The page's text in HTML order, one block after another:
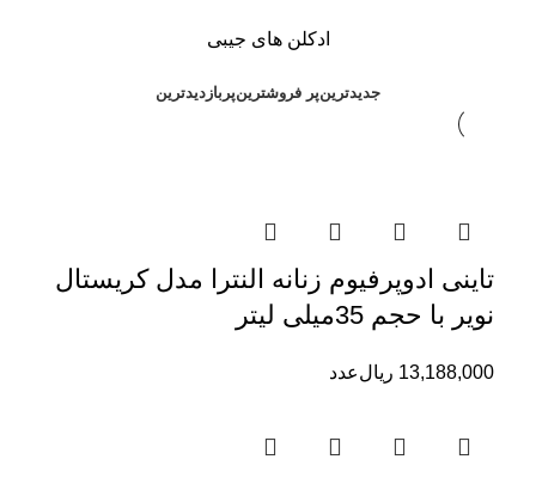
ادکلن های جیبی
جدیدترینپر فروشترینپربازدیدترین
تاینی ادوپرفیوم زنانه النترا مدل کریستال
نویر با حجم 35میلی لیتر
13,188,000 ریالعدد